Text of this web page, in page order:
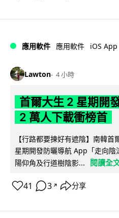
應用軟件 應用軟件 iOS App
Lawton 4 小時
首爾大生 2 星期開
2 萬人下載衝榜首
【行路都要揀好有遮陰】南韓
星期開發防曬導航 App「走向
陽仰角及行道樹陰影...
閱讀全
41 3 ↗ 分享